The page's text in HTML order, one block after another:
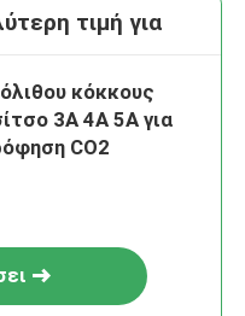
τιμή για
κόκκους
3A 4A 5A για
CO2